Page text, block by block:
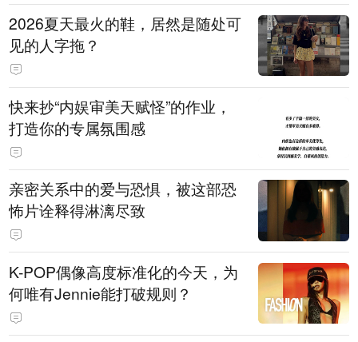
2026夏天最火的鞋，居然是随处可
见的人字拖？
快来抄“内娱审美天赋怪”的作业，
打造你的专属氛围感
亲密关系中的爱与恐惧，被这部恐
怖片诠释得淋漓尽致
K-POP偶像高度标准化的今天，为
何唯有Jennie能打破规则？